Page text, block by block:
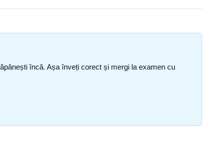
încă. Așa înveți corect și mergi la examen cu